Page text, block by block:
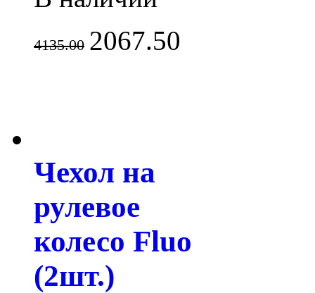
4135.00 2067.50
Чехол на
рулевое
колесо Fluo
(2шт.)